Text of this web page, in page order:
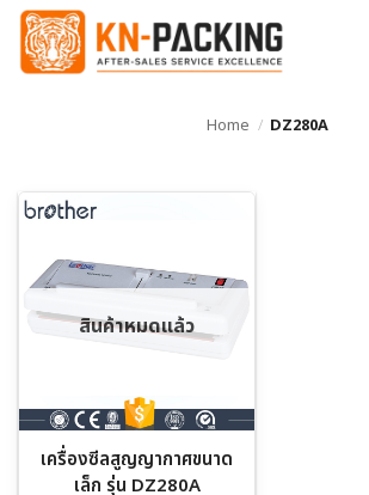
ข้าม
ยัง
Home / DZ280A
สินค้าหมดแล้ว
เครื่องซีลสูญญากาศขนาด
เล็ก รุ่น DZ280A